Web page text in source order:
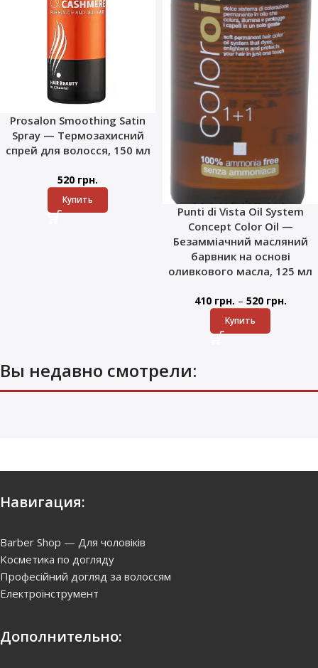
Prosalon Smoothing Satin
Spray — Термозахисний
спрей для волосся, 150 мл
520 грн.
Купить
Punti di Vista Oil System
Concept Color Oil —
Безамміачний масляний
барвник на основі
оливкового масла, 125 мл
410 грн. – 520 грн.
Купить
Вы недавно смотрели:
Coiffance Professionnel Color
Leave In Spray Conditioner —
мл